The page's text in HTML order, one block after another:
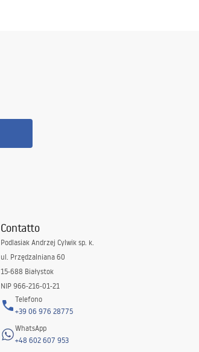
Contatto
Podlasiak Andrzej Cylwik sp. k.
ul. Przędzalniana 60
15-688 Białystok
NIP 966-216-01-21
Telefono
+39 06 976 28775
WhatsApp
+48 602 607 953